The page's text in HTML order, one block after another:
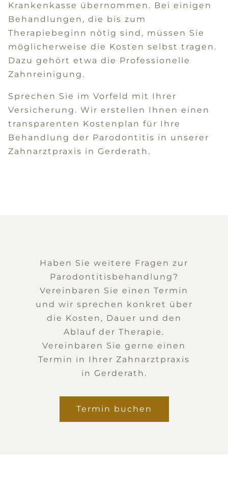
Krankenkasse übernommen. Bei einigen
Behandlungen, die bis zum
Therapiebeginn nötig sind, müssen Sie
möglicherweise die Kosten selbst tragen.
Dazu gehört etwa die Professionelle
Zahnreinigung.
Sprechen Sie im Vorfeld mit Ihrer
Versicherung. Wir erstellen Ihnen einen
transparenten Kostenplan für Ihre
Behandlung der Parodontitis in unserer
Zahnarztpraxis in Gerderath.
Haben Sie weitere Fragen zur
Parodontitisbehandlung?
Vereinbaren Sie einen Termin
und wir sprechen konkret über
die Kosten, Dauer und den
Ablauf der Therapie.
Vereinbaren Sie gerne einen
Termin in Ihrer Zahnarztpraxis
in Gerderath.
Termin buchen